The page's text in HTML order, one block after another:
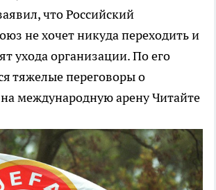
что Российский
не хочет никуда переходить и
ухода организации. По его
тяжелые переговоры о
международную аренуЧитайте